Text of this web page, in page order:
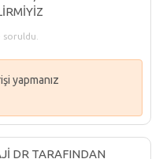
yapmanız
DR TARAFINDAN